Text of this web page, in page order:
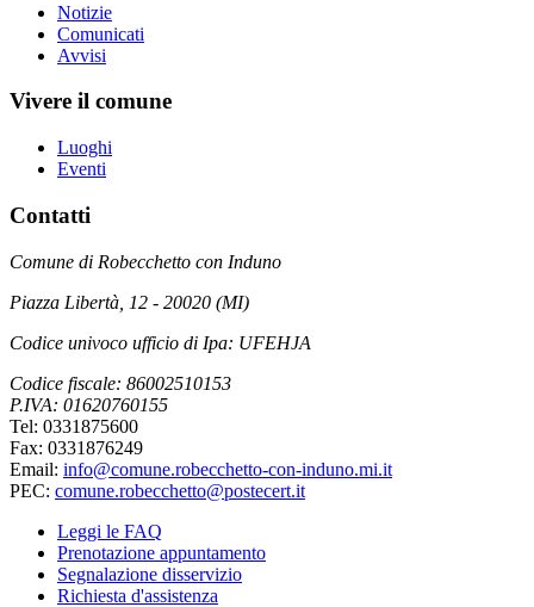
Notizie
Comunicati
Avvisi
Vivere il comune
Luoghi
Eventi
Contatti
Comune di Robecchetto con Induno
Piazza Libertà, 12 - 20020 (MI)
Codice univoco ufficio di Ipa: UFEHJA
Codice fiscale: 86002510153
P.IVA: 01620760155
Tel: 0331875600
Fax: 0331876249
Email: info@comune.robecchetto-con-induno.mi.it
PEC: comune.robecchetto@postecert.it
Leggi le FAQ
Prenotazione appuntamento
Segnalazione disservizio
Richiesta d'assistenza